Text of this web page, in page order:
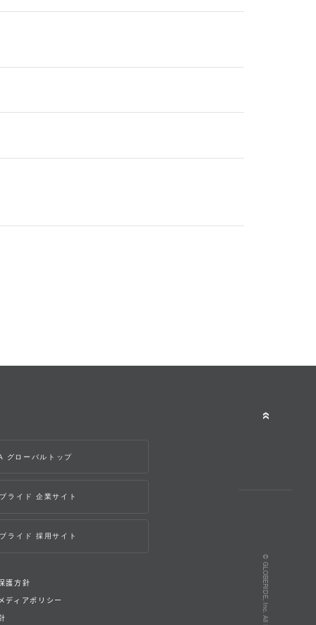
護方針
ディアポリシー
グローバルトップ
ライド 企業サイト
ライド 採用サイト